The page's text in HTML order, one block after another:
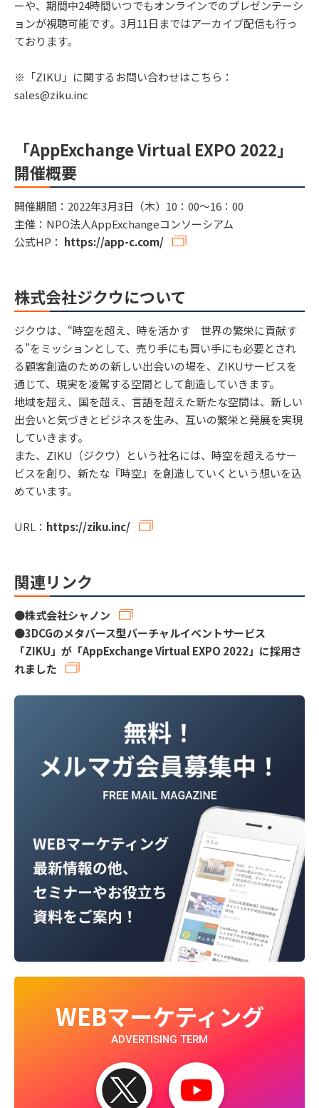
ーや、期間中24時間いつでもオンラインでのプレゼンテーシ
ョンが視聴可能です。3月11日まではアーカイブ配信も行っ
ております。
※「ZIKU」に関するお問い合わせはこちら：
sales@ziku.inc
「AppExchange Virtual EXPO 2022」
開催概要
開催期間：2022年3月3日（木）10：00～16：00
主催：NPO法人AppExchangeコンソーシアム
公式HP： https://app-c.com/
株式会社ジクウについて
ジクウは、“時空を超え、時を活かす 世界の繁栄に貢献す
る”をミッションとして、売り手にも買い手にも必要とされ
る顧客創造のための新しい出会いの場を、ZIKUサービスを
通じて、現実を凌駕する空間として創造していきます。
地域を超え、国を超え、言語を超えた新たな空間は、新しい
出会いと気づきとビジネスを生み、互いの繁栄と発展を実現
していきます。
また、ZIKU（ジクウ）という社名には、時空を超えるサー
ビスを創り、新たな『時空』を創造していくという想いを込
めています。
URL： https://ziku.inc/
関連リンク
●株式会社シャノン
●3DCGのメタバース型バーチャルイベントサービス
「ZIKU」が「AppExchange Virtual EXPO 2022」に採用さ
れました
WEBマーケティング
ADVERTISING TERM